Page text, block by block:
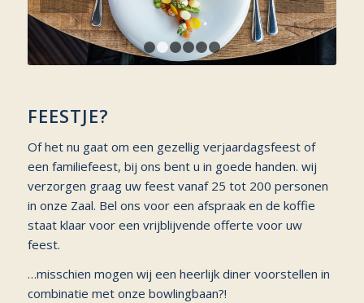
1 2 3 4
FEESTJE?
Of het nu gaat om een gezellig verjaardagsfeest of
een familiefeest, bij ons bent u in goede handen. wij
verzorgen graag uw feest vanaf 25 tot 200 personen
in onze Zaal. Bel ons voor een afspraak en de koffie
staat klaar voor een vrijblijvende offerte voor uw
feest.
…misschien mogen wij een heerlijk diner voorstellen in
combinatie met onze bowlingbaan?!